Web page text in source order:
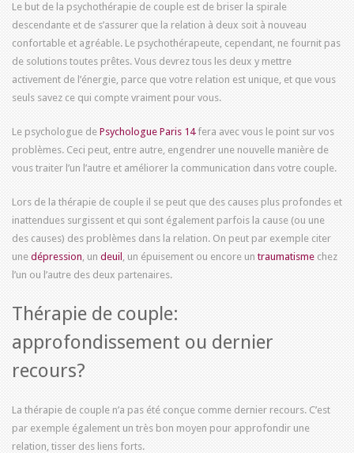
Le but de la psychothérapie de couple est de briser la spirale
descendante et de s’assurer que la relation à deux soit à nouveau
confortable et agréable. Le psychothérapeute, cependant, ne fournit pas
de solutions toutes prêtes. Vous devrez tous les deux y mettre
activement de l’énergie, parce que votre relation est unique, et que vous
seuls savez ce qui compte vraiment pour vous.
Le psychologue de Psychologue Paris 14fera avec vous le point sur vos
problèmes. Ceci peut, entre autre, engendrer une nouvelle manière de
vous traiter l’un l’autre et améliorer la communication dans votre couple.
Lors de la thérapie de couple il se peut que des causes plus profondes et
inattendues surgissent et qui sont également parfois la cause (ou une
des causes) des problèmes dans la relation. On peut par exemple citer
une dépression, un deuil , un épuisement ou encore untraumatisme chez
l’un ou l’autre des deux partenaires.
Thérapie de couple:
approfondissement ou dernier
recours?
La thérapie de couple n’a pas été conçue comme dernier recours. C’est
par exemple également un très bon moyen pour approfondir une
relation, tisser des liens forts.